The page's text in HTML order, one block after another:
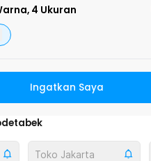
4 Ukuran
Ingatkan Saya
Toko Jakarta